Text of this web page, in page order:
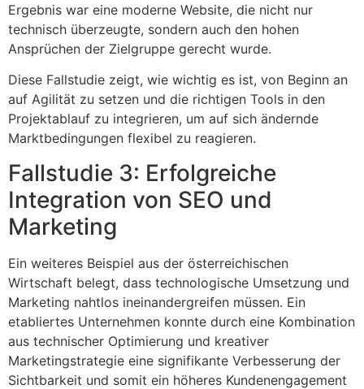
Ergebnis war eine moderne Website, die nicht nur
technisch überzeugte, sondern auch den hohen
Ansprüchen der Zielgruppe gerecht wurde.
Diese Fallstudie zeigt, wie wichtig es ist, von Beginn an
auf Agilität zu setzen und die richtigen Tools in den
Projektablauf zu integrieren, um auf sich ändernde
Marktbedingungen flexibel zu reagieren.
Fallstudie 3: Erfolgreiche
Integration von SEO und
Marketing
Ein weiteres Beispiel aus der österreichischen
Wirtschaft belegt, dass technologische Umsetzung und
Marketing nahtlos ineinandergreifen müssen. Ein
etabliertes Unternehmen konnte durch eine Kombination
aus technischer Optimierung und kreativer
Marketingstrategie eine signifikante Verbesserung der
Sichtbarkeit und somit ein höheres Kundenengagement